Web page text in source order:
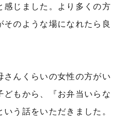
感じました。より多くの方
そのような場になれたら良
さんくらいの女性の方がい
どもから、『お弁当いらな
う話をいただきました。